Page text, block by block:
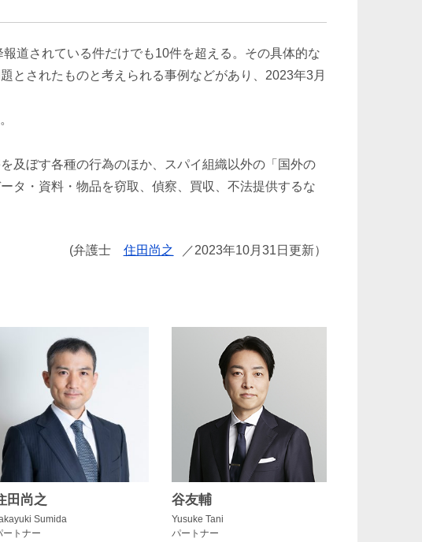
道されている件だけでも10件を超える。その具体的な
とされたものと考えられる事例などがあり、2023年3月
及ぼす各種の行為のほか、スパイ組織以外の「国外の
タ・資料・物品を窃取、偵察、買収、不法提供するな
(弁護士 住田尚之 ／2023年10月31日更新）
田尚之
Sumida
ートナー
谷友輔
Yusuke Tani
パートナー